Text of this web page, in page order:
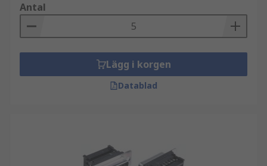
Antal
Lägg i korgen
Datablad